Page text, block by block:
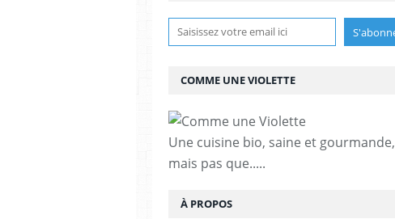
COMME UNE VIOLETTE
Une cuisine bio, saine et gourmande,
mais pas que.....
À PROPOS